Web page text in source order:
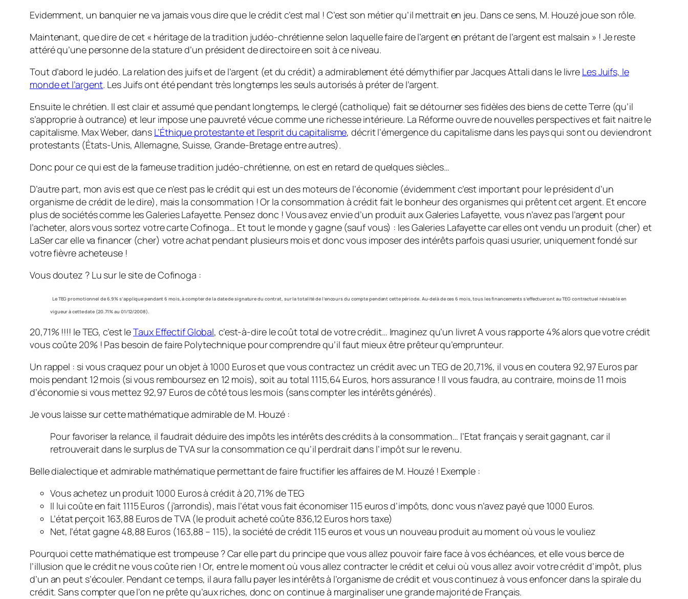
Evidemment, un banquier ne va jamais vous dire que le crédit c’est mal ! C’est son métier qu’il mettrait en jeu. Dans ce sens, M. Houzé joue son rôle.
Maintenant, que dire de cet « héritage de la tradition judéo-chrétienne selon laquelle faire de l’argent en prétant de l’argent est malsain » ! Je reste
attéré qu’une personne de la stature d’un président de directoire en soit à ce niveau.
Tout d’abord le judéo. La relation des juifs et de l’argent (et du crédit) a admirablement été démythifier par Jacques Attali dans le livre Les Juifs, le
monde et l’argent. Les Juifs ont été pendant très longtemps les seuls autorisés à préter de l’argent.
Ensuite le chrétien. Il est clair et assumé que pendant longtemps, le clergé (catholique) fait se détourner ses fidèles des biens de cette Terre (qu’il
s’approprie à outrance) et leur impose une pauvreté vécue comme une richesse intérieure. La Réforme ouvre de nouvelles perspectives et fait naitre le
capitalisme. Max Weber, dans L’Éthique protestante et l’esprit du capitalisme, décrit l’émergence du capitalisme dans les pays qui sont ou deviendront
protestants (États-Unis, Allemagne, Suisse, Grande-Bretage entre autres).
Donc pour ce qui est de la fameuse tradition judéo-chrétienne, on est en retard de quelques siècles…
D’autre part, mon avis est que ce n’est pas le crédit qui est un des moteurs de l’économie (évidemment c’est important pour le président d’un
organisme de crédit de le dire), mais la consommation ! Or la consommation à crédit fait le bonheur des organismes qui prêtent cet argent. Et encore
plus de sociétés comme les Galeries Lafayette. Pensez donc ! Vous avez envie d’un produit aux Galeries Lafayette, vous n’avez pas l’argent pour
l’acheter, alors vous sortez votre carte Cofinoga… Et tout le monde y gagne (sauf vous) : les Galeries Lafayette car elles ont vendu un produit (cher) et
LaSer car elle va financer (cher) votre achat pendant plusieurs mois et donc vous imposer des intérêts parfois quasi usurier, uniquement fondé sur
votre fièvre acheteuse !
Vous doutez ? Lu sur le site de Cofinoga :
Le TEG promotionnel de 6.9% s’applique pendant 6 mois, à compter de la date de signature du contrat, sur la totalité de l’encours du compte pendant cette période. Au-delà de ces 6 mois, tous les financements s’effectueront au TEG contractuel révisable en
vigueur à cette date (20.71% au 01/12/2008).
20,71% !!!! le TEG, c’est leTaux Effectif Global, c’est-à-dire le coût total de votre crédit… Imaginez qu’un livret A vous rapporte 4% alors que votre crédit
vous coûte 20% ! Pas besoin de faire Polytechnique pour comprendre qu’il faut mieux être prêteur qu’emprunteur.
Un rappel : si vous craquez pour un objet à 1000 Euros et que vous contractez un crédit avec un TEG de 20,71%, il vous en coutera 92,97 Euros par
mois pendant 12 mois (si vous remboursez en 12 mois), soit au total 1115,64 Euros, hors assurance ! Il vous faudra, au contraire, moins de 11 mois
d’économie si vous mettez 92,97 Euros de côté tous les mois (sans compter les intérêts générés).
Je vous laisse sur cette mathématique admirable de M. Houzé :
Pour favoriser la relance, il faudrait déduire des impôts les intérêts des crédits à la consommation… l’Etat français y serait gagnant, car il
retrouverait dans le surplus de TVA sur la consommation ce qu’il perdrait dans l’impôt sur le revenu.
Belle dialectique et admirable mathématique permettant de faire fructifier les affaires de M. Houzé ! Exemple :
Vous achetez un produit 1000 Euros à crédit à 20,71% de TEG
Il lui coûte en fait 1115 Euros (j’arrondis), mais l’état vous fait économiser 115 euros d’impôts, donc vous n’avez payé que 1000 Euros.
L’état perçoit 163,88 Euros de TVA (le produit acheté coûte 836,12 Euros hors taxe)
Net, l’état gagne 48,88 Euros (163,88 – 115), la société de crédit 115 euros et vous un nouveau produit au moment où vous le vouliez
Pourquoi cette mathématique est trompeuse ? Car elle part du principe que vous allez pouvoir faire face à vos échéances, et elle vous berce de
l’illusion que le crédit ne vous coûte rien ! Or, entre le moment où vous allez contracter le crédit et celui où vous allez avoir votre crédit d’impôt, plus
d’un an peut s’écouler. Pendant ce temps, il aura fallu payer les intérêts à l’organisme de crédit et vous continuez à vous enfoncer dans la spirale du
crédit. Sans compter que l’on ne prête qu’aux riches, donc on continue à marginaliser une grande majorité de Français.